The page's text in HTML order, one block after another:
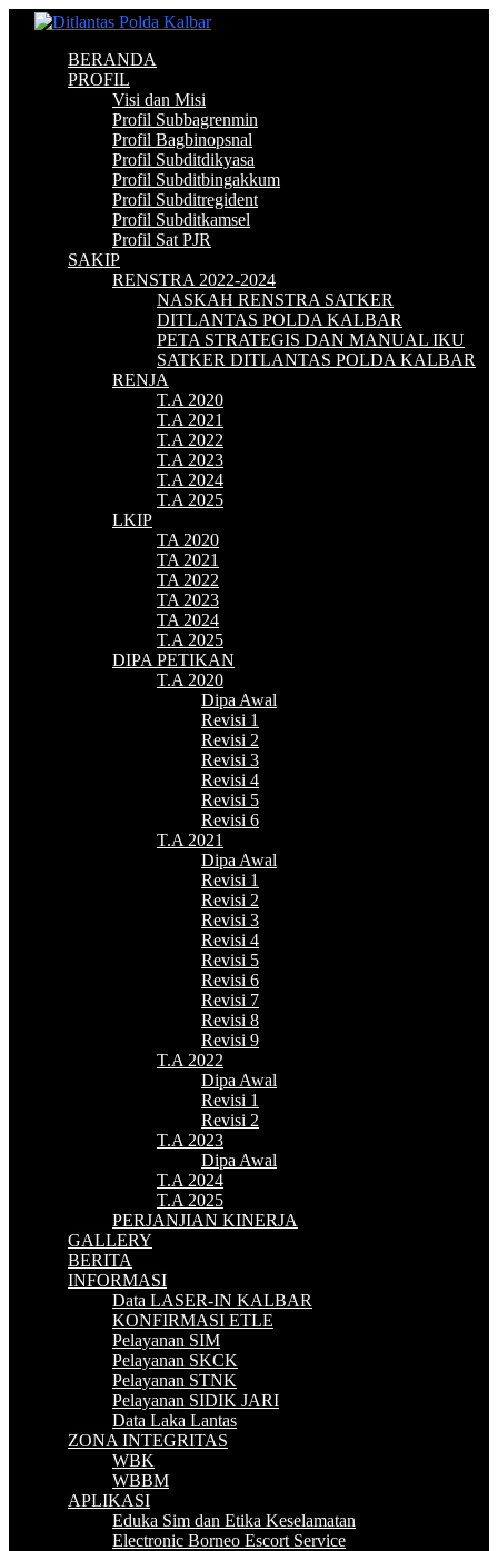
BERANDA
PROFIL
Visi dan Misi
Profil Subbagrenmin
Profil Bagbinopsnal
Profil Subditdikyasa
Profil Subditbingakkum
Profil Subditregident
Profil Subditkamsel
Profil Sat PJR
SAKIP
RENSTRA 2022-2024
NASKAH RENSTRA SATKER
DITLANTAS POLDA KALBAR
PETA STRATEGIS DAN MANUAL IKU
SATKER DITLANTAS POLDA KALBAR
RENJA
T.A 2020
T.A 2021
T.A 2022
T.A 2023
T.A 2024
T.A 2025
LKIP
TA 2020
TA 2021
TA 2022
TA 2023
TA 2024
T.A 2025
DIPA PETIKAN
T.A 2020
Dipa Awal
Revisi 1
Revisi 2
Revisi 3
Revisi 4
Revisi 5
Revisi 6
T.A 2021
Dipa Awal
Revisi 1
Revisi 2
Revisi 3
Revisi 4
Revisi 5
Revisi 6
Revisi 7
Revisi 8
Revisi 9
T.A 2022
Dipa Awal
Revisi 1
Revisi 2
T.A 2023
Dipa Awal
T.A 2024
T.A 2025
PERJANJIAN KINERJA
GALLERY
BERITA
INFORMASI
Data LASER-IN KALBAR
KONFIRMASI ETLE
Pelayanan SIM
Pelayanan SKCK
Pelayanan STNK
Pelayanan SIDIK JARI
Data Laka Lantas
ZONA INTEGRITAS
WBK
WBBM
APLIKASI
Eduka Sim dan Etika Keselamatan
Electronic Borneo Escort Service